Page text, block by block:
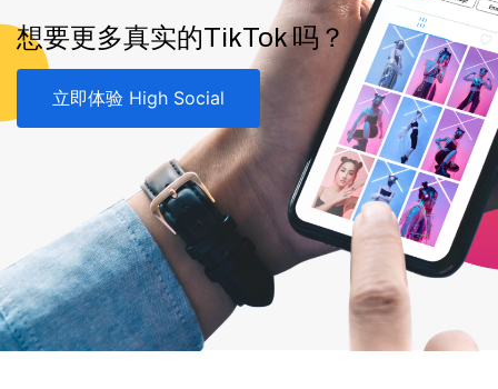
想要更多真实的TikTok 吗？
立即体验 High Social